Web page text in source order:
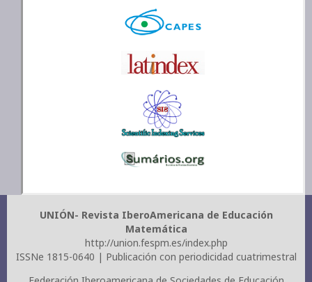
UNIÓN- Revista IberoAmericana de Educación
Matemática
http://union.fespm.es/index.php
ISSNe 1815-0640 | Publicación con periodicidad cuatrimestral